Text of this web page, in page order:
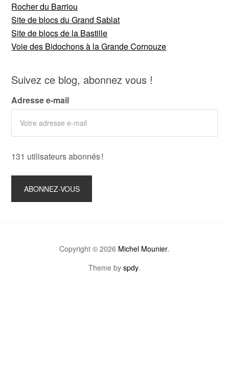
Rocher du Barriou
Site de blocs du Grand Sablat
Site de blocs de la Bastille
Voie des Bidochons à la Grande Cornouze
Suivez ce blog, abonnez vous !
Adresse e-mail
131 utilisateurs abonnés !
Copyright © 2026 Michel Mounier.
Theme by spdy.